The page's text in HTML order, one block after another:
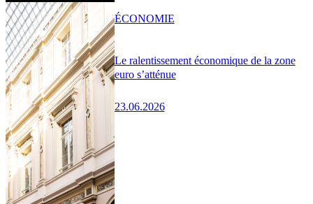
Le ralentissement économique de la zone
euro s’atténue
23.06.2026
ÉCONOMIE